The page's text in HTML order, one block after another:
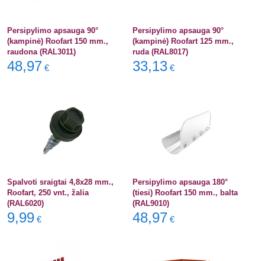
Persipylimo apsauga 90°
(kampinė) Roofart 150 mm.,
raudona (RAL3011)
48,97 €
Persipylimo apsauga 90°
(kampinė) Roofart 125 mm.,
ruda (RAL8017)
33,13 €
Spalvoti sraigtai 4,8x28 mm.,
Roofart, 250 vnt., žalia
(RAL6020)
9,99 €
Persipylimo apsauga 180°
(tiesi) Roofart 150 mm., balta
(RAL9010)
48,97 €